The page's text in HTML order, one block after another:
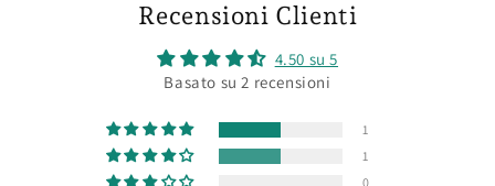
Recensioni Clienti
4.50 su 5
Basato su 2 recensioni
1
1
0